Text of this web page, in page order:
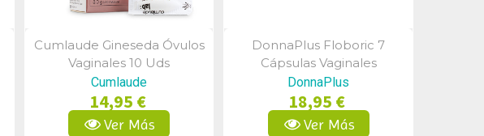
Vista Rápida
Cumlaude Gineseda Óvulos
Vaginales 10 Uds
Cumlaude
14,95 €
Ver Más
Vista Rápida
DonnaPlus Floboric 7
Cápsulas Vaginales
DonnaPlus
18,95 €
Ver Más